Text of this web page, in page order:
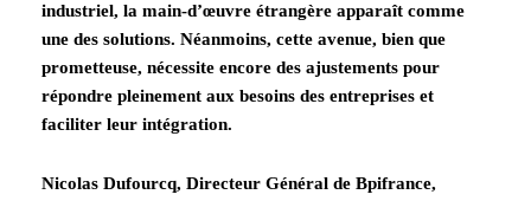
industriel, la main-d’œuvre étrangère apparaît comme
une des solutions. Néanmoins, cette avenue, bien que
prometteuse, nécessite encore des ajustements pour
répondre pleinement aux besoins des entreprises et
faciliter leur intégration.
Nicolas Dufourcq, Directeur Général de Bpifrance,